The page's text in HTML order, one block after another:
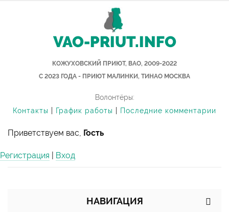
VAO-PRIUT.INFO
КОЖУХОВСКИЙ ПРИЮТ, ВАО, 2009-2022
С 2023 ГОДА - ПРИЮТ МАЛИНКИ, ТИНАО МОСКВА
Волонтёры:
Контакты
График работы Последние комментарии
Приветствуем вас, Гость
Регистрация Вход
НАВИГАЦИЯ